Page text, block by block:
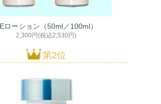
ローション（50ml／100ml）
2,300円(税込2,530円)
第2位